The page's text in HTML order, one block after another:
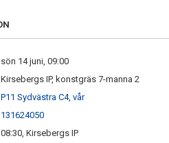
sön 14 juni, 09:00
Kirsebergs IP, konstgräs 7-manna 2
P11 Sydvästra C4, vår
131624050
08:30, Kirsebergs IP